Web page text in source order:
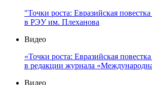
"Точки роста: Евразийская
в РЭУ им. Плеханова
Видео
«Точки роста: Евразийская
в редакции журнала
Видео